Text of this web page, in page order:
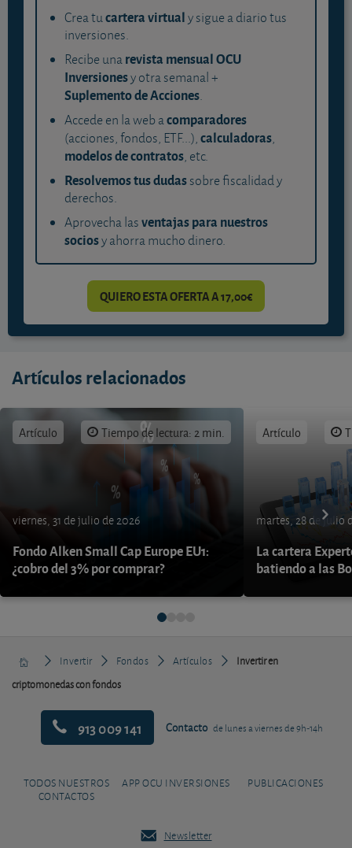
Crea tucartera virtualy sigue a diario tus
inversiones.
Recibe unarevista mensual OCU
Inversionesy otra semanal +
Suplemento de Acciones.
Accede en la web acomparadores
(acciones, fondos, ETF...),calculadoras,
modelos de contratos, etc.
Resolvemos tus dudassobre fiscalidad y
derechos.
Aprovecha lasventajas para nuestros
sociosy ahorra mucho dinero.
QUIERO ESTA OFERTA A 17,00€
Artículos relacionados
Artículo Tiempo de lectura: 2 min.
viernes, 31 de julio de 2026
Fondo Alken Small Cap Europe EU1:
¿cobro del 3% por comprar?
Artículo
martes, 28 de julio
La cartera
batiendo a las
Invertir Fondos Artículos
Invertir en
criptomonedas con fondos
913 009 141 Contacto de lunes a viernes de 9h-14h
TODOS NUESTROS
CONTACTOS
APP OCU INVERSIONES PUBLICACIONES
Newsletter